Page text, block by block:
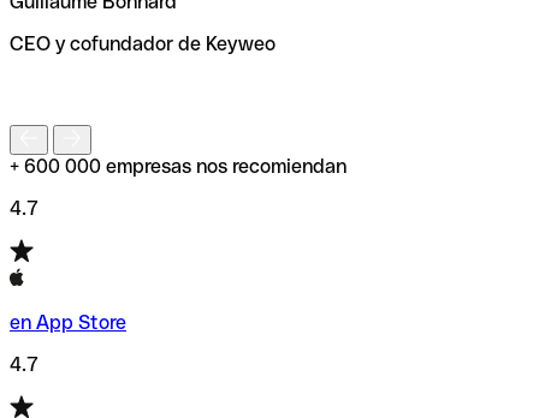
de enviar tu transferencia.
CEO y cofundador de Keyweo
+ 600 000 empresas nos recomiendan
4.7
en App Store
4.7